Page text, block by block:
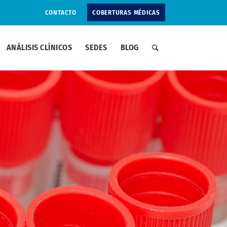
CONTACTO COBERTURAS MÉDICAS
ANÁLISIS CLÍNICOS SEDES BLOG